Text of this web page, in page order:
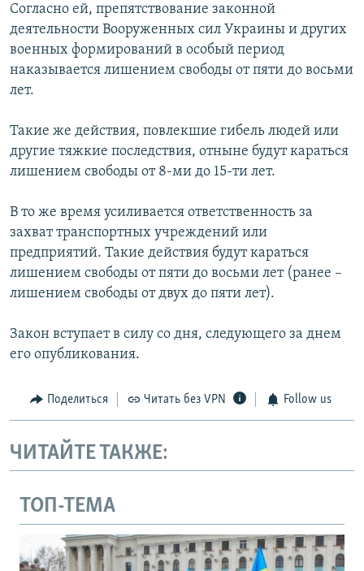
Согласно ей, препятствование законной
деятельности Вооруженных сил Украины и других
военных формирований в особый период
наказывается лишением свободы от пяти до восьми
лет.
Такие же действия, повлекшие гибель людей или
другие тяжкие последствия, отныне будут караться
лишением свободы от 8-ми до 15-ти лет.
В то же время усиливается ответственность за
захват транспортных учреждений или
предприятий. Такие действия будут караться
лишением свободы от пяти до восьми лет (ранее –
лишением свободы от двух до пяти лет).
Закон вступает в силу со дня, следующего за днем
его опубликования.
Поделиться Читать без VPN Follow us
ЧИТАЙТЕ ТАКЖЕ:
ТОП-ТЕМА